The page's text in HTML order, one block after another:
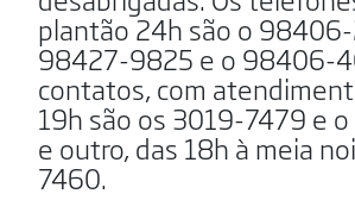
plantão 24h são o
98427-9825 e o 98406-
contatos, com
19h são os 3019-7479 e
e outro, das 18h à meia
7460.